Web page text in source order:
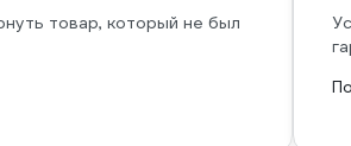
товар, который не был